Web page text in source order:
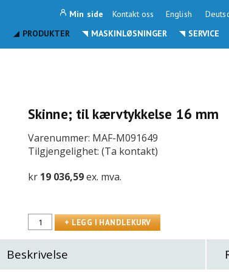
English
Kontakt oss
Min side
PRODUKTER
MASKINLØSNINGER SERVICE
Skinne; til kærvtykkelse 16 mm
Varenummer: MAF-M091649
Tilgjengelighet: (Ta kontakt)
kr 19 036,59ex. mva.
Beskrivelse